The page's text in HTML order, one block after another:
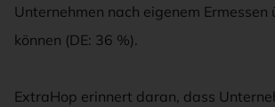
Unternehmen nach eigenem Ermessen
können (DE: 36 %).
ExtraHop erinnert daran, dass